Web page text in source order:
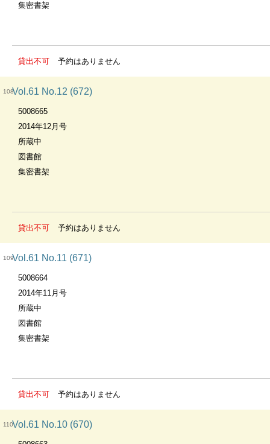
集密書架
貸出不可 予約はありません
108Vol.61 No.12 (672)
5008665
2014年12月号
所蔵中
図書館
集密書架
貸出不可 予約はありません
109Vol.61 No.11 (671)
5008664
2014年11月号
所蔵中
図書館
集密書架
貸出不可 予約はありません
110Vol.61 No.10 (670)